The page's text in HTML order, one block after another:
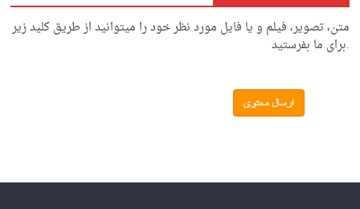
متن، تصویر، فیلم و یا فایل مورد نظر خود را میتوانید از طریق کلید زیر
.برای ما بفرستید